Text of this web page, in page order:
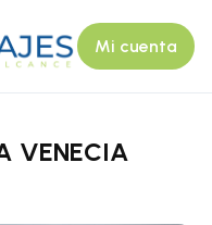
Mi cuenta
VENECIA